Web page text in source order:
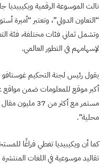
نالت الموسوعة الرقمية
“التعاون الدولي”، وتعتبر “أميرة
وتشمل ثماني فئات مختلفة، فئة
لإسهامهم في التطور العالمي.
يقول رئيس لجنة التحكيم غوستافو
أكبر موقع للمعلومات ضمن مواقع
محلية”.
كما أن ويكيبيديا تغطي فراغًا
تقاليد موسوعية في اللغات